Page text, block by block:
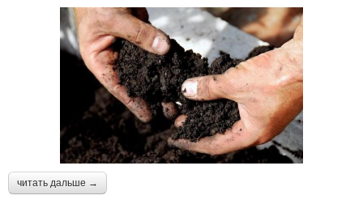
читать дальше →